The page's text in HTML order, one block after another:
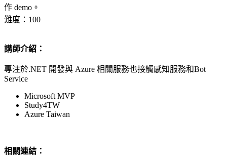
作 demo。
難度：100
講師介紹：
專注於.NET 開發與 Azure 相關服務也接觸感知服務和Bot
Service
Microsoft MVP
Study4TW
Azure Taiwan
相關連結：